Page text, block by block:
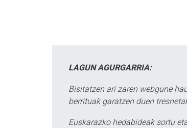
LAGUN AGURGARRIA:
Bisitatzen ari zaren webgune
berrituak garatzen duen
Euskarazko hedabideak sortu